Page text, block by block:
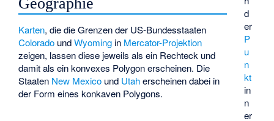
d
er
P
u
n
kt
in
n
er
Geographie
Karten, die die Grenzen der US-Bundesstaaten
Colorado undWyoming in Mercator-Projektion
zeigen, lassen diese jeweils als ein Rechteck und
damit als ein konvexes Polygon erscheinen. Die
Staaten New Mexico und Utaherscheinen dabei in
der Form eines konkaven Polygons.